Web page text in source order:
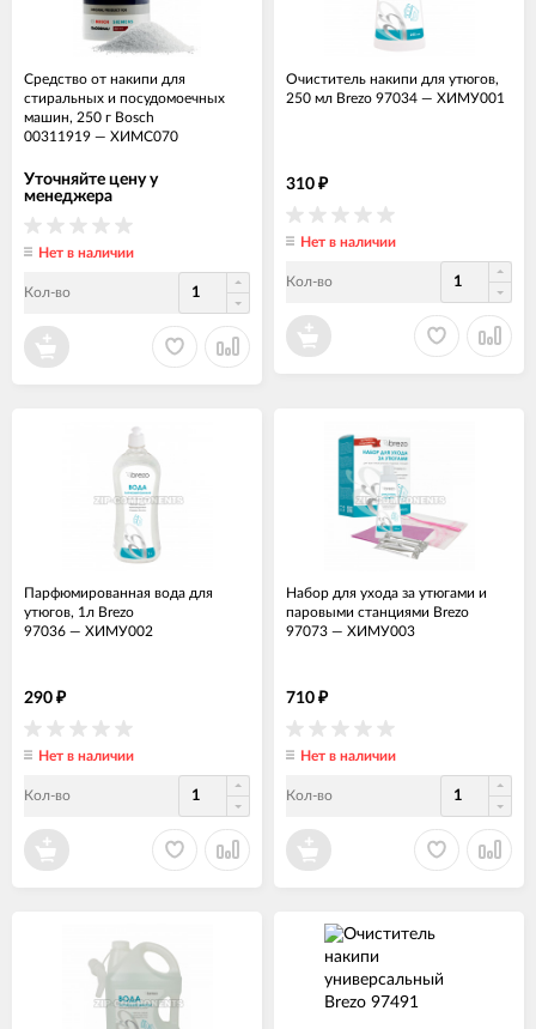
Средство от накипи для
стиральных и посудомоечных
машин, 250 г Bosch
00311919 — ХИМС070
Уточняйте цену у
менеджера
Нет в наличии
Кол-во
Очиститель накипи для утюгов,
250 мл Brezo 97034 — ХИМУ001
310 ₽
Нет в наличии
Кол-во
Парфюмированная вода для
утюгов, 1л Brezo
97036 — ХИМУ002
290 ₽
Нет в наличии
Кол-во
Набор для ухода за утюгами и
паровыми станциями Brezo
97073 — ХИМУ003
710 ₽
Нет в наличии
Кол-во